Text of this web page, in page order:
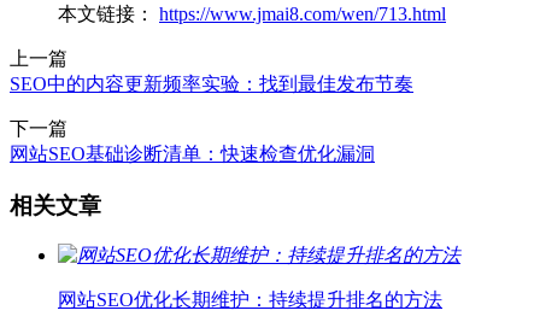
本文链接： https://www.jmai8.com/wen/713.html
上一篇
SEO中的内容更新频率实验：找到最佳发布节奏
下一篇
网站SEO基础诊断清单：快速检查优化漏洞
相关文章
网站SEO优化长期维护：持续提升排名的方法